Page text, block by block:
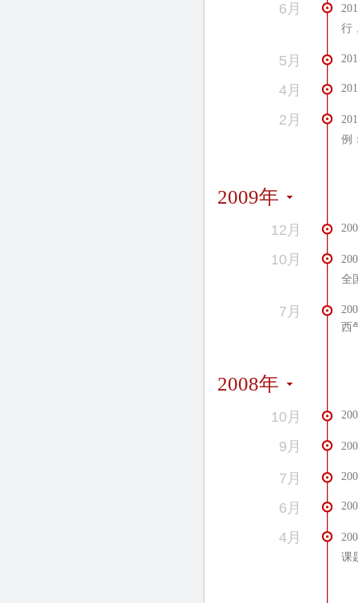
6月
行
5月
4月
2月
例
2009年
12月
10月
全
7月
西
2008年
10月
9月
7月
6月
4月
课